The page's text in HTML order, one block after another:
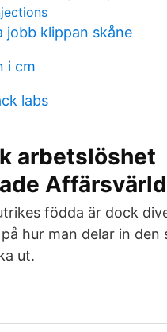
jobb klippan skåne
i cm
labs
arbetslöshet
födda är dock
hur man delar in den
ut.